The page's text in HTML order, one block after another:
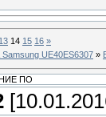
13 14 15 16 »
UE40ES6307 »
ПО